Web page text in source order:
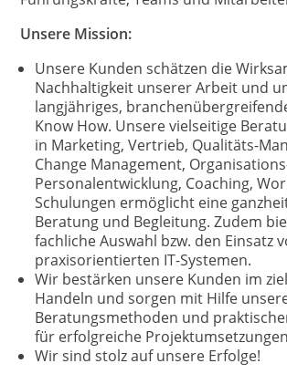
Unsere Mission:
Unsere Kunden schätzen die
Nachhaltigkeit unserer Arbeit und
langjähriges,
Know How. Unsere vielseitige
in Marketing, Vertrieb, Qualitäts-
Change Management,
Personalentwicklung, Coaching,
Schulungen ermöglicht eine
Beratung und Begleitung. Zudem
fachliche Auswahl bzw. den Einsatz
praxisorientierten IT-Systemen.
Wir bestärken unsere Kunden im
Handeln und sorgen mit Hilfe
Beratungsmethoden und
für erfolgreiche
Wir sind stolz auf unsere Erfolge!